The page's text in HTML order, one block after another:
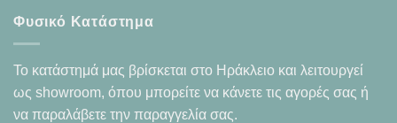
Φυσικό Κατάστημα
Το κατάστημά μας βρίσκεται στο Ηράκλειο και λειτουργεί
ως showroom, όπου μπορείτε να κάνετε τις αγορές σας ή
να παραλάβετε την παραγγελία σας.